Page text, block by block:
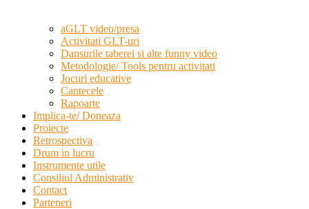
aGLT video/presa
Activitati GLT-uri
Dansurile taberei si alte funny video
Metodologie/ Tools pentru activitati
Jocuri educative
Cantecele
Rapoarte
Implica-te/ Doneaza
Proiecte
Retrospectiva
Drum in lucru
Instrumente utile
Consiliul Administrativ
Contact
Parteneri